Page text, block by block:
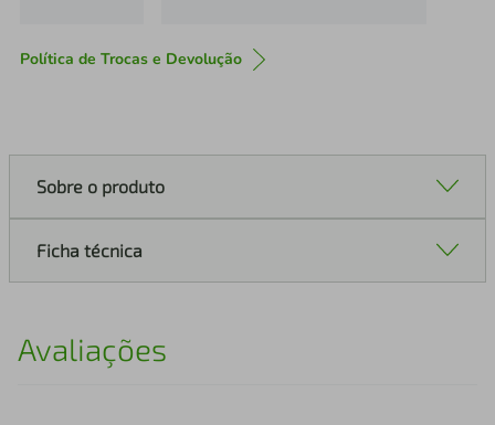
Política de Trocas e Devolução
Sobre o produto
Ficha técnica
Avaliações